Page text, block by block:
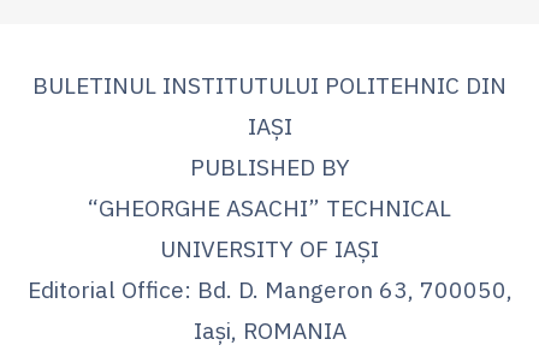
BULETINUL INSTITUTULUI POLITEHNIC DIN
IAŞI
PUBLISHED BY
“GHEORGHE ASACHI” TECHNICAL
UNIVERSITY OF IAŞI
Editorial Office: Bd. D. Mangeron 63, 700050,
Iaşi, ROMANIA